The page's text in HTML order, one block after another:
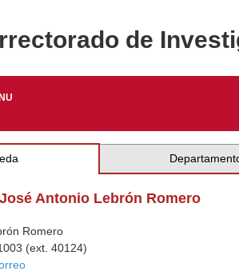
de
Antonio Lebrón Romero
Romero
(ext. 40124)